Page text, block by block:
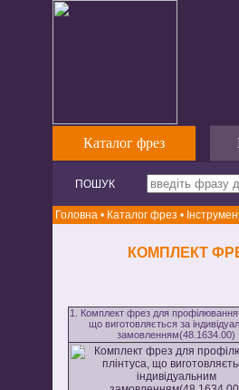
Каталог фрез
ПОШУК
Головна • Каталог фрез •
КОМПЛЕКТ
1. Комплект фрез для профілювання
що виготовляється за
замовленням(48.1634.00)